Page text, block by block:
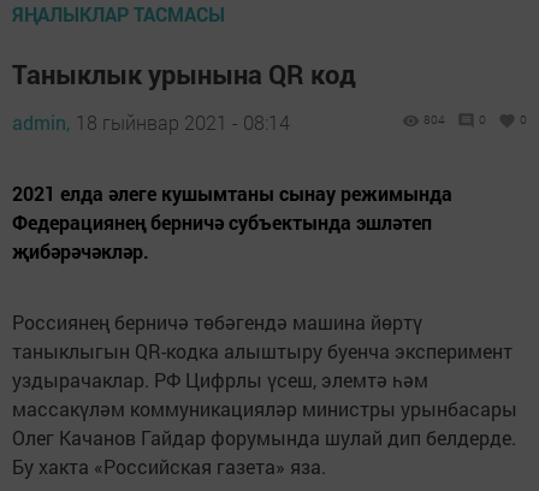
ЯҢАЛЫКЛАР ТАСМАСЫ
Таныклык урынына QR код
admin, 18 гыйнвар 2021 - 08:14 804 0 0
2021 елда әлеге кушымтаны сынау режимында
Федерациянең берничә субъектында эшләтеп
җибәрәчәкләр.
Россиянең берничә төбәгендә машина йөртү
таныклыгын QR-кодка алыштыру буенча эксперимент
уздырачаклар. РФ Цифрлы үсеш, элемтә һәм
массакүләм коммуникацияләр министры урынбасары
Олег Качанов Гайдар форумында шулай дип белдерде.
Бу хакта «Российская газета» яза.